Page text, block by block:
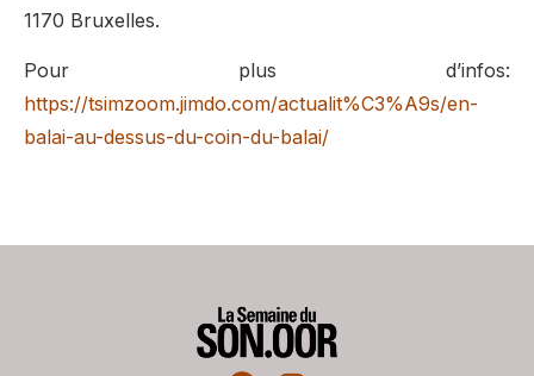
1170 Bruxelles.
Pour plus d’infos:
https://tsimzoom.jimdo.com/actualit%C3%A9s/en-
balai-au-dessus-du-coin-du-balai/